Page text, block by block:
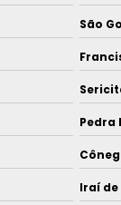
São
Pedra
Iraí de